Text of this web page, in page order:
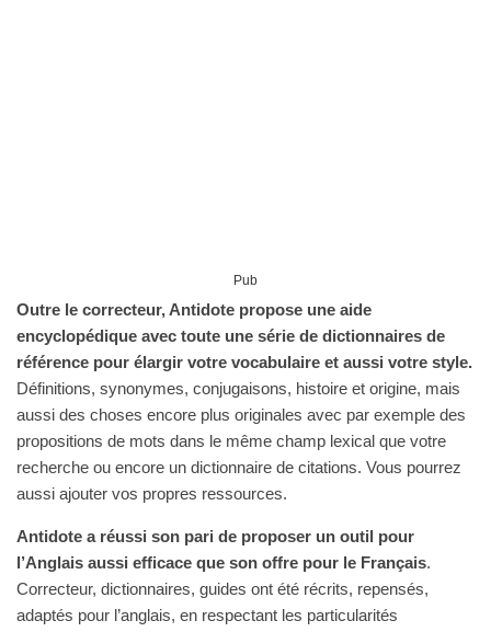
Pub
Outre le correcteur, Antidote propose une aide
encyclopédique avec toute une série de dictionnaires de
référence pour élargir votre vocabulaire et aussi votre style.
Définitions, synonymes, conjugaisons, histoire et origine, mais
aussi des choses encore plus originales avec par exemple des
propositions de mots dans le même champ lexical que votre
recherche ou encore un dictionnaire de citations. Vous pourrez
aussi ajouter vos propres ressources.
Antidote a réussi son pari de proposer un outil pour
l’Anglais aussi efficace que son offre pour le Français.
Correcteur, dictionnaires, guides ont été récrits, repensés,
adaptés pour l’anglais, en respectant les particularités